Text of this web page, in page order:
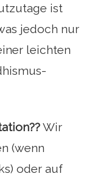
ist
jedoch nur
leichten
Wir
(wenn
oder auf